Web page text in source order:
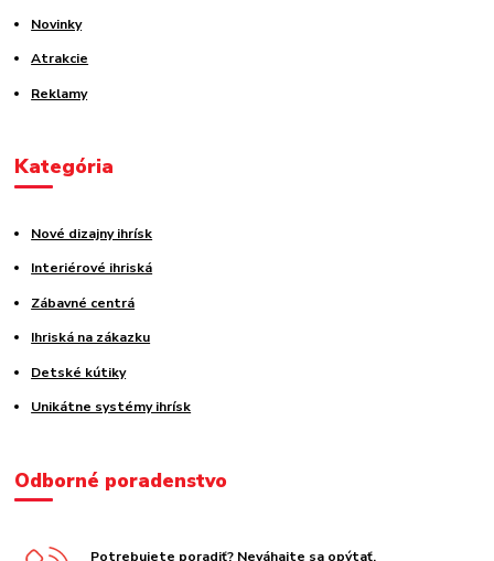
Novinky
Atrakcie
Reklamy
Kategória
Nové dizajny ihrísk
Interiérové ihriská
Zábavné centrá
Ihriská na zákazku
Detské kútiky
Unikátne systémy ihrísk
Odborné poradenstvo
Potrebujete poradiť? Neváhajte sa opýtať.